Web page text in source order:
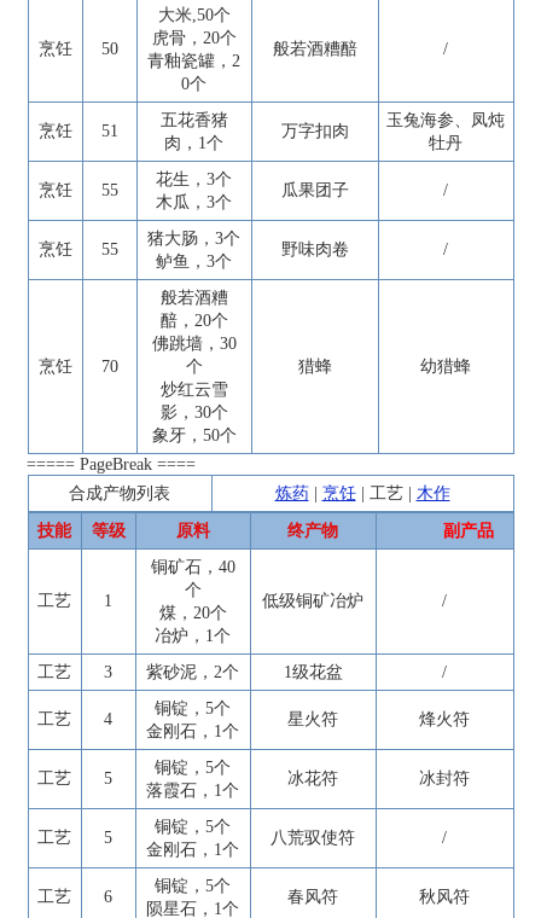
烹饪 50
大米,50个
虎骨，20个
青釉瓷罐，2
0个
般若酒糟醅 /
烹饪 51
五花香猪
肉，1个
万字扣肉
玉兔海参、凤炖
牡丹
烹饪 55
花生，3个
木瓜，3个
瓜果团子 /
烹饪 55
猪大肠，3个
鲈鱼，3个
野味肉卷 /
烹饪 70
般若酒糟
醅，20个
佛跳墙，30
个
炒红云雪
影，30个
象牙，50个
猎蜂 幼猎蜂
===== PageBreak ====
合成产物列表
炼药| 烹饪| 工艺| 木作
技能
等级 原料 终产物 副产品
工艺 1
铜矿石，40
个
煤，20个
冶炉，1个
低级铜矿冶炉 /
工艺 3 紫砂泥，2个 1级花盆 /
工艺 4
铜锭，5个
金刚石，1个
星火符 烽火符
工艺 5
铜锭，5个
落霞石，1个
冰花符 冰封符
工艺 5
铜锭，5个
金刚石，1个
八荒驭使符 /
工艺 6
铜锭，5个
陨星石，1个
春风符 秋风符